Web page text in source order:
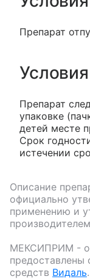
Препарат
Препарат
упаковке
детей месте
Срок
истечении
Описание
официально
применению и
МЕКСИПРИМ -
предоставлены
средств Видаль.